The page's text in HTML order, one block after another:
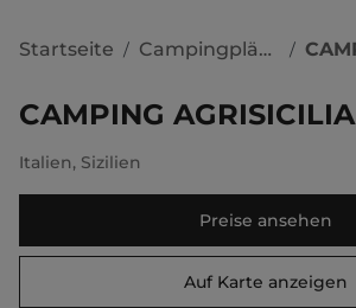
Startseite / Campingplätze /
CAMPING AGRISICILIA
Italien, Sizilien
Preise ansehen
Auf Karte anzeigen